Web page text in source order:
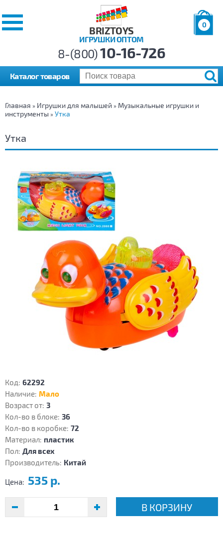
BRIZTOYS
ИГРУШКИ ОПТОМ
0
р.
8-(800)10-16-726
Каталог товаров
Главная » Игрушки для малышей » Музыкальные игрушки и
инструменты » Утка
Утка
Код: 62292
Наличие: Мало
Возраст от: 3
Кол-во в блоке: 36
Кол-во в коробке: 72
Материал: пластик
Пол: Для всех
Производитель: Китай
Цена: 535 р.
В КОРЗИНУ